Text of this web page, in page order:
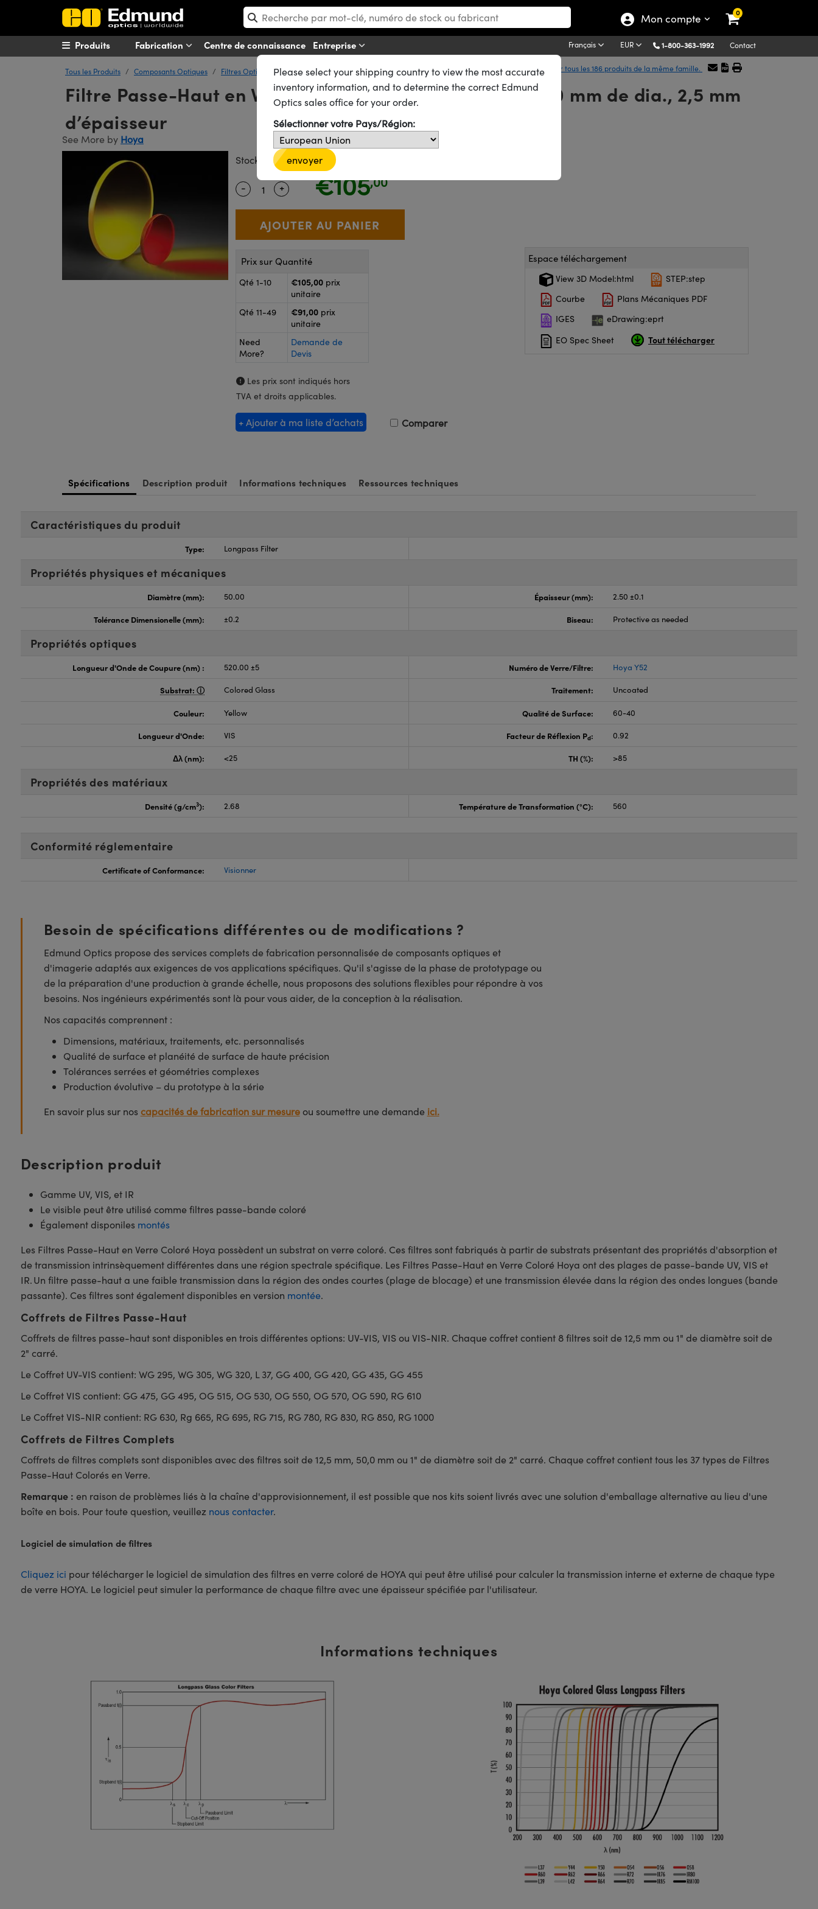
Mon compte 0
Fabrication Centre de connaissance Entreprise Français EUR 1-800-363-1992 Contact
Produits
Tous les Produits Composants Optiques Filtres Optiques Filtres Passe-Haut Filtres Passe-Haut en Verre Coloré Hoya Afficher tous les 186 produits de la même famille.
Filtre Passe-Haut en Verre Coloré Hoya Y52 (520 nm), 50 mm de dia., 2,5 mm
d’épaisseur
See More by Hoya
Stock
#18-876 9 In Stock
Quantity Selector
- Use the plus and minus buttons to adjust the quantity.
+ €105,00
Prix sur Quantité
Qté 1-10 €105,00 prix
unitaire
Qté 11-49
€91,00 prix
unitaire
Need
More?
Demande de
Devis
Les prix sont indiqués hors
TVA et droits applicables.
+ Ajouter à ma liste d’achats Comparer
Espace téléchargement
View 3D Model:html
STEP:step
Courbe
Plans Mécaniques PDF
IGES
eDrawing:eprt
EO Spec Sheet
Tout télécharger
Spécifications Description produit Informations techniques Ressources techniques
Caractéristiques du produit
Type: Longpass Filter
Propriétés physiques et mécaniques
Diamètre (mm): 50.00 Épaisseur (mm): 2.50 ±0.1
Tolérance Dimensionelle (mm): ±0.2 Biseau: Protective as needed
Propriétés optiques
Longueur d'Onde de Coupure (nm) : 520.00 ±5 Numéro de Verre/Filtre: Hoya Y52
Substrat: Colored Glass Traitement: Uncoated
Couleur: Yellow Qualité de Surface: 60-40
Longueur d'Onde: VIS Facteur de Réflexion Pd: 0.92
Δλ (nm): <25 TH (%): >85
Propriétés des matériaux
Densité (g/cm3): 2.68 Température de Transformation (°C): 560
Conformité réglementaire
Certificate of Conformance: Visionner
Besoin de spécifications différentes ou de modifications ?
Edmund Optics propose des services complets de fabrication personnalisée de composants optiques et
d'imagerie adaptés aux exigences de vos applications spécifiques. Qu'il s'agisse de la phase de prototypage ou
de la préparation d'une production à grande échelle, nous proposons des solutions flexibles pour répondre à vos
besoins. Nos ingénieurs expérimentés sont là pour vous aider, de la conception à la réalisation.
Nos capacités comprennent :
Dimensions, matériaux, traitements, etc. personnalisés
Qualité de surface et planéité de surface de haute précision
Tolérances serrées et géométries complexes
Production évolutive – du prototype à la série
En savoir plus sur nos capacités de fabrication sur mesureou soumettre une demande ici.
Description produit
Gamme UV, VIS, et IR
Le visible peut être utilisé comme filtres passe-bande coloré
Également disponiles montés
Les Filtres Passe-Haut en Verre Coloré Hoya possèdent un substrat on verre coloré. Ces filtres sont fabriqués à partir de substrats présentant des propriétés d'absorption et
de transmission intrinsèquement différentes dans une région spectrale spécifique. Les Filtres Passe-Haut en Verre Coloré Hoya ont des plages de passe-bande UV, VIS et
IR. Un filtre passe-haut a une faible transmission dans la région des ondes courtes (plage de blocage) et une transmission élevée dans la région des ondes longues (bande
passante). Ces filtres sont également disponibles en version montée.
Coffrets de Filtres Passe-Haut
Coffrets de filtres passe-haut sont disponibles en trois différentes options: UV-VIS, VIS ou VIS-NIR. Chaque coffret contient 8 filtres soit de 12,5 mm ou 1" de diamètre soit de
2" carré.
Le Coffret UV-VIS contient: WG 295, WG 305, WG 320, L 37, GG 400, GG 420, GG 435, GG 455
Le Coffret VIS contient: GG 475, GG 495, OG 515, OG 530, OG 550, OG 570, OG 590, RG 610
Le Coffret VIS-NIR contient: RG 630, Rg 665, RG 695, RG 715, RG 780, RG 830, RG 850, RG 1000
Coffrets de Filtres Complets
Coffrets de filtres complets sont disponibles avec des filtres soit de 12,5 mm, 50,0 mm ou 1" de diamètre soit de 2" carré. Chaque coffret contient tous les 37 types de Filtres
Passe-Haut Colorés en Verre.
Remarque : en raison de problèmes liés à la chaîne d'approvisionnement, il est possible que nos kits soient livrés avec une solution d'emballage alternative au lieu d'une
boîte en bois. Pour toute question, veuillez nous contacter.
Logiciel de simulation de filtres
Cliquez ici pour télécharger le logiciel de simulation des filtres en verre coloré de HOYA qui peut être utilisé pour calculer la transmission interne et externe de chaque type
de verre HOYA. Le logiciel peut simuler la performance de chaque filtre avec une épaisseur spécifiée par l'utilisateur.
Informations techniques
Please select your shipping country to view the most accurate
inventory information, and to determine the correct Edmund
Optics sales office for your order.
Sélectionner votre Pays/Région:
envoyer